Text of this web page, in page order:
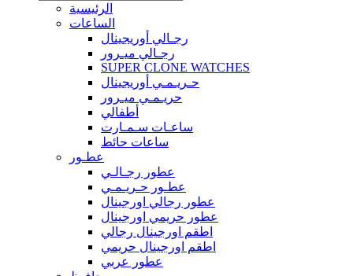
الرئيسية
الساعات
رجـالي أوريجينال
رجـالي ميـرور
SUPER CLONE WATCHES
حـريـمـي أوريجينال
حريـمـي ميـرور
أطفالي
ساعـات سـمـارت
ساعات حائط
عطـور
عطور رجـالـي
عطـور حـريـمـي
عطور رجالي اورجينال
عطور حريمي اورجينال
اطقم اورجينال رجالي
اطقم اورجينال حريمي
عطور عربي